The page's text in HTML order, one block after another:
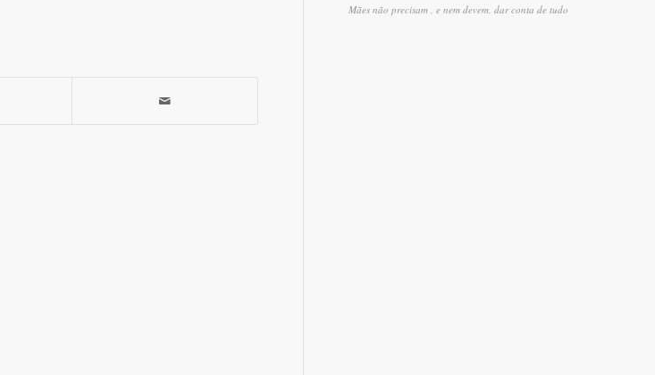
Mães não precisam , e nem devem, dar conta de tudo